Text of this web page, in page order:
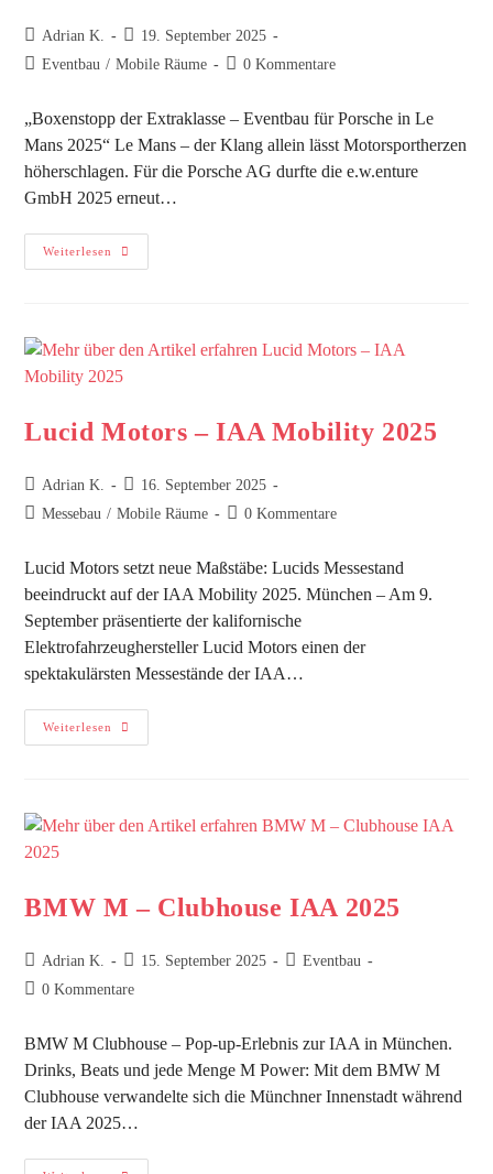
Adrian K.
19. September 2025
Eventbau / Mobile Räume 0 Kommentare
„Boxenstopp der Extraklasse – Eventbau für Porsche in Le
Mans 2025“ Le Mans – der Klang allein lässt Motorsportherzen
höherschlagen. Für die Porsche AG durfte die e.w.enture
GmbH 2025 erneut…
Weiterlesen
Lucid Motors – IAA Mobility 2025
Adrian K.
16. September 2025
Messebau / Mobile Räume 0 Kommentare
Lucid Motors setzt neue Maßstäbe: Lucids Messestand
beeindruckt auf der IAA Mobility 2025. München – Am 9.
September präsentierte der kalifornische
Elektrofahrzeughersteller Lucid Motors einen der
spektakulärsten Messestände der IAA…
Weiterlesen
BMW M – Clubhouse IAA 2025
Adrian K. 15. September 2025
Eventbau
0 Kommentare
BMW M Clubhouse – Pop-up-Erlebnis zur IAA in München.
Drinks, Beats und jede Menge M Power: Mit dem BMW M
Clubhouse verwandelte sich die Münchner Innenstadt während
der IAA 2025…